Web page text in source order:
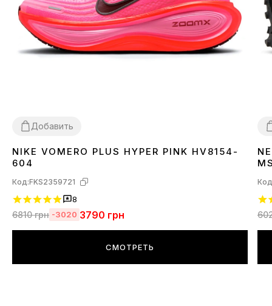
Добавить
3637 3839
NIKE VOMERO PLUS HYPER PINK HV8154-
604
Код:FKS2359721
8
6810грн -3020 3790 грн
СМОТРЕТЬ